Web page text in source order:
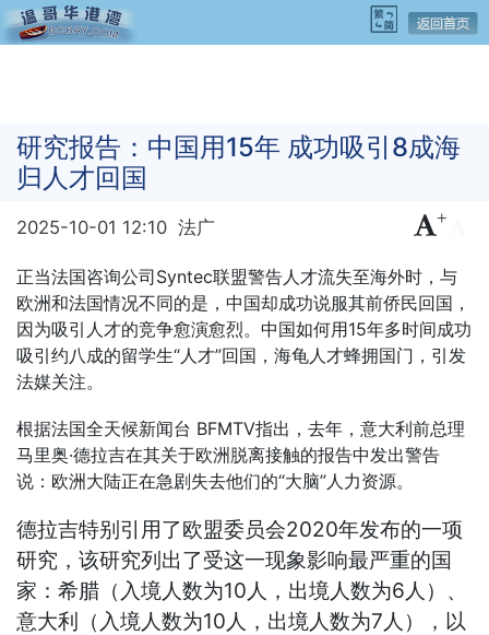
研究报告：中国用15年 成功吸引8成海
归人才回国
2025-10-01 12:10 法广 +
正当法国咨询公司Syntec联盟警告人才流失至海外时，与
欧洲和法国情况不同的是，中国却成功说服其前侨民回国，
因为吸引人才的竞争愈演愈烈。中国如何用15年多时间成功
吸引约八成的留学生“人才”回国，海龟人才蜂拥国门，引发
法媒关注。
根据法国全天候新闻台 BFMTV指出，去年，意大利前总理
马里奥·德拉吉在其关于欧洲脱离接触的报告中发出警告
说：欧洲大陆正在急剧失去他们的“大脑”人力资源。
德拉吉特别引用了欧盟委员会2020年发布的一项
研究，该研究列出了受这一现象影响最严重的国
家：希腊（入境人数为10人，出境人数为6人）、
意大利（入境人数为10人，出境人数为7人），以